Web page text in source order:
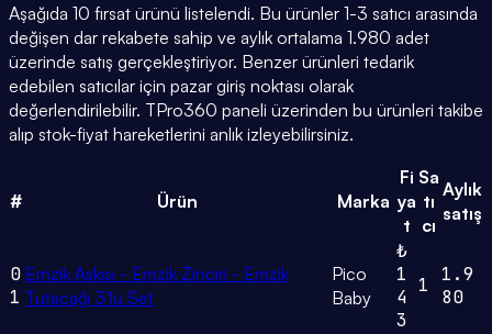
Aşağıda 10 fırsat ürünü listelendi. Bu ürünler 1-3 satıcı arasında
değişen dar rekabete sahip ve aylık ortalama 1.980 adet
üzerinde satış gerçekleştiriyor. Benzer ürünleri tedarik
edebilen satıcılar için pazar giriş noktası olarak
değerlendirilebilir. TPro360 paneli üzerinden bu ürünleri takibe
alıp stok-fiyat hareketlerini anlık izleyebilirsiniz.
# Ürün Marka
Fi
ya
t
Sa
tı
cı
Aylık
satış
0
1
Emzik Askısı - Emzik Zinciri - Emzik
Tutacağı 3'lü Set
Pico
Baby
₺
1
4
3
1
1.9
80